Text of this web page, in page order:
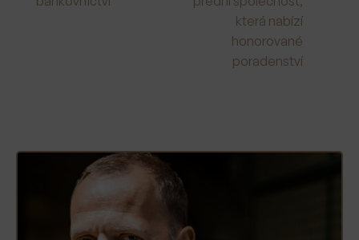
která nabízí
honorované
poradenství